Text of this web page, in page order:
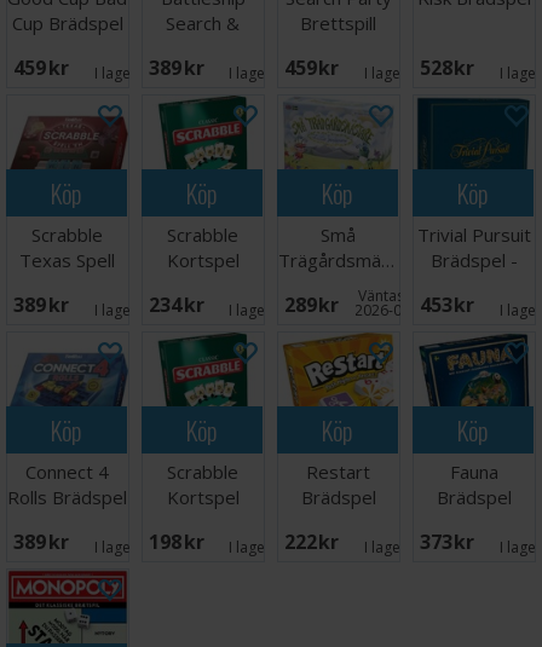
Cup Brädspel
459 SEK I lager: 1
Search &
Brädspel
389 SEK I lager: 1
Brettspill
459 SEK I lager: 4528 SEK I
Köp
Scrabble
Texas Spell
389 SEK I lager: 2
Köp
Scrabble
Kortspel
234 SEK I lager: 2
Köp
Små
Trägårdsmästare
Brädspel
289 SEK Väntas in:
2026-09-30
Köp
Trivial Pursuit
Brädspel -
453 SEK I
Köp
Connect 4
Rolls Brädspel
389 SEK I lager:
Köp
Scrabble
Kortspel
198 SEK I lager: 2
Köp
Restart
Brädspel
222 SEK I lager: 1
Köp
Fauna
Brädspel
373 SEK I